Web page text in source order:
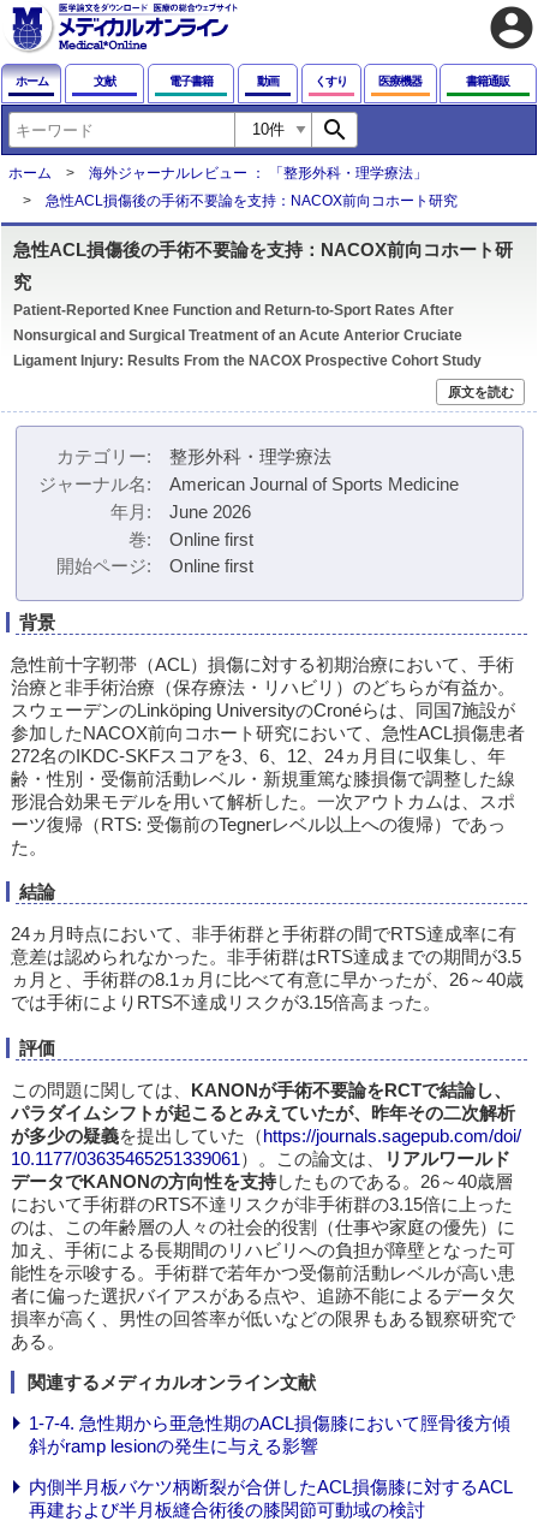
account_circle
ホーム 文献 電子書籍 動画 くすり 医療機器 書籍通販
search
ホーム
海外ジャーナルレビュー ： 「整形外科・理学療法」
急性ACL損傷後の手術不要論を支持：NACOX前向コホート研究
急性ACL損傷後の手術不要論を支持：NACOX前向コホート研
究
Patient-Reported Knee Function and Return-to-Sport Rates After
Nonsurgical and Surgical Treatment of an Acute Anterior Cruciate
Ligament Injury: Results From the NACOX Prospective Cohort Study
原文を読む
カテゴリー
整形外科・理学療法
ジャーナル名
American Journal of Sports Medicine
年月
June 2026
巻
Online first
開始ページ
Online first
背景
急性前十字靭帯（ACL）損傷に対する初期治療において、手術
治療と非手術治療（保存療法・リハビリ）のどちらが有益か。
スウェーデンのLinköping UniversityのCronéらは、同国7施設が
参加したNACOX前向コホート研究において、急性ACL損傷患者
272名のIKDC-SKFスコアを3、6、12、24ヵ月目に収集し、年
齢・性別・受傷前活動レベル・新規重篤な膝損傷で調整した線
形混合効果モデルを用いて解析した。一次アウトカムは、スポ
ーツ復帰（RTS: 受傷前のTegnerレベル以上への復帰）であっ
た。
結論
24ヵ月時点において、非手術群と手術群の間でRTS達成率に有
意差は認められなかった。非手術群はRTS達成までの期間が3.5
ヵ月と、手術群の8.1ヵ月に比べて有意に早かったが、26～40歳
では手術によりRTS不達成リスクが3.15倍高まった。
評価
この問題に関しては、 KANONが手術不要論をRCTで結論し、
パラダイムシフトが起こるとみえていたが、昨年その二次解析
が多少の疑義を提出していた（https://journals.sagepub.com/doi/
10.1177/03635465251339061）。この論文は、
リアルワールド
データでKANONの方向性を支持したものである。26～40歳層
において手術群のRTS不達リスクが非手術群の3.15倍に上った
のは、この年齢層の人々の社会的役割（仕事や家庭の優先）に
加え、手術による長期間のリハビリへの負担が障壁となった可
能性を示唆する。手術群で若年かつ受傷前活動レベルが高い患
者に偏った選択バイアスがある点や、追跡不能によるデータ欠
損率が高く、男性の回答率が低いなどの限界もある観察研究で
ある。
関連するメディカルオンライン文献
1-7-4. 急性期から亜急性期のACL損傷膝において脛骨後方傾
斜がramp lesionの発生に与える影響
内側半月板バケツ柄断裂が合併したACL損傷膝に対するACL
再建および半月板縫合術後の膝関節可動域の検討